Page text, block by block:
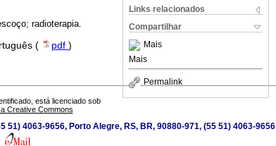
Links relacionados
Compartilhar
Mais
Mais
Permalink
radioterapia.
( pdf )
está licenciado sob
Creative Commons
4063-9656, Porto Alegre, RS, BR, 90880-971, (55 51) 4063-9656